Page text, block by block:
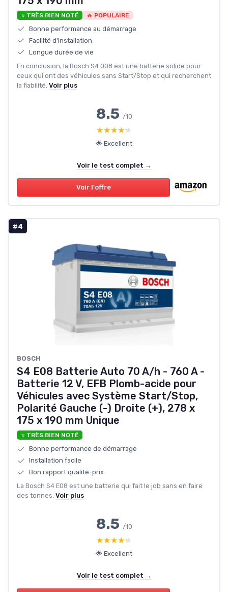
⭐ TRÈS BIEN NOTÉ 🔥 POPULAIRE
Bonne performance au démarrage
Facilité d'installation
Longue durée de vie
En conclusion, la Bosch S4 008 est une batterie solide pour
ceux qui ont des véhicules sans Start/Stop et qui recherchent
la fiabilité. Voir plus
8.5 /10
★★★★★
★★★★★
🌟 Excellent
Voir le test complet →
Voir l'offre
#4
‎BOSCH
S4 E08 Batterie Auto 70 A/h - 760 A -
Batterie 12 V, EFB Plomb-acide pour
Véhicules avec Système Start/Stop,
Polarité Gauche (-) Droite (+), 278 x
175 x 190 mm Unique
⭐ TRÈS BIEN NOTÉ
Bonne performance de démarrage
Installation facile
Bon rapport qualité-prix
La Bosch S4 E08 est une batterie qui fait le job sans en faire
des tonnes. Voir plus
8.5 /10
★★★★★
★★★★★
🌟 Excellent
Voir le test complet →